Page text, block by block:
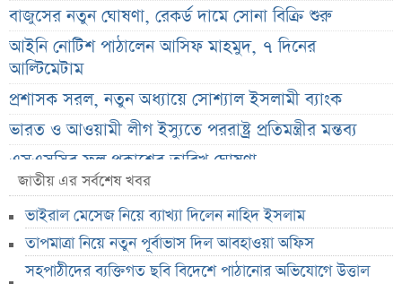
বাজুসের নতুন ঘোষণা, রেকর্ড দামে সোনা বিক্রি শুরু
আইনি নোটিশ পাঠালেন আসিফ মাহমুদ, ৭ দিনের
আল্টিমেটাম
প্রশাসক সরল, নতুন অধ্যায়ে সোশ্যাল ইসলামী ব্যাংক
ভারত ও আওয়ামী লীগ ইস্যুতে পররাষ্ট্র প্রতিমন্ত্রীর মন্তব্য
এসএসসির ফল প্রকাশের তারিখ ঘোষণা
সৌদিতে বাংলাদেশিদের জন্য বড় সুখবর
নয় মাসের স্থবিরতা কাটিয়ে আবার গ্যাস পরিবহনে ইন্ট্রাকো
উচ্চ সুদেও মিলছে না আমানত, অবসায়নের প্রক্রিয়ায় ৫
আর্থিক প্রতিষ্ঠান
জাতীয় এর সর্বশেষ খবর
ভাইরাল মেসেজ নিয়ে ব্যাখ্যা দিলেন নাহিদ ইসলাম
তাপমাত্রা নিয়ে নতুন পূর্বাভাস দিল আবহাওয়া অফিস
সহপাঠীদের ব্যক্তিগত ছবি বিদেশে পাঠানোর অভিযোগে উত্তাল